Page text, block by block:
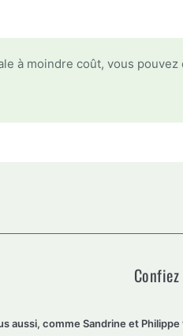
à moindre coût, vous
aussi, comme Sandrine et